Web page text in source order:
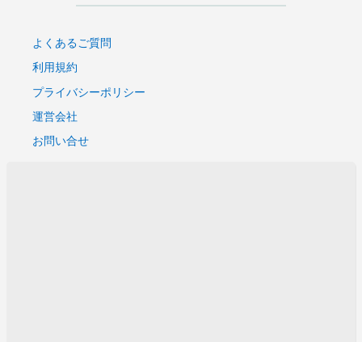
よくあるご質問
利用規約
プライバシーポリシー
運営会社
お問い合せ